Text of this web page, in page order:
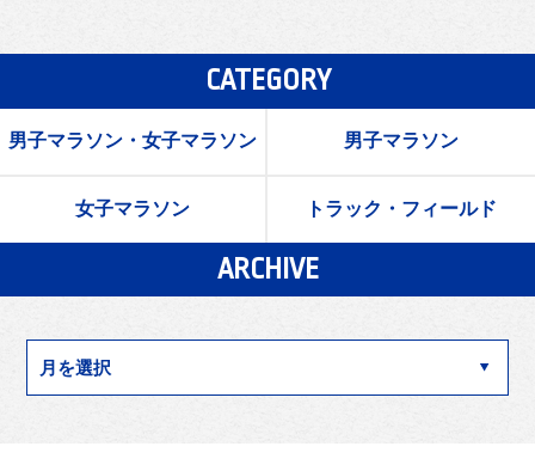
CATEGORY
男子マラソン・女子マラソン 男子マラソン
女子マラソン トラック・フィールド
ARCHIVE